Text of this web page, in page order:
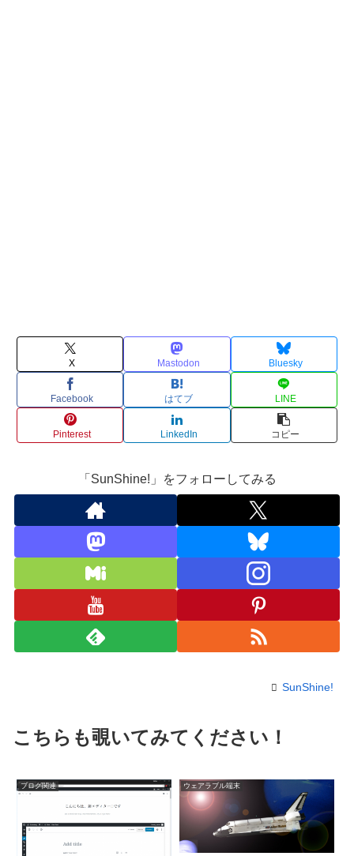
X Mastodon Bluesky
Facebook はてブ LINE
Pinterest LinkedIn コピー
「SunShine!」をフォローしてみる
SunShine!
こちらも覗いてみてください！
ブログ関連 ウェアラブル端末